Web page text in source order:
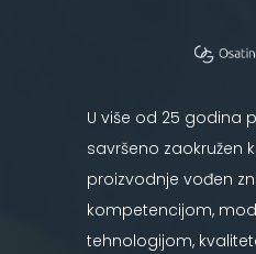
U više od 25 godina
savršeno zaokružen
proizvodnje vođen
kompetencijom,
tehnologijom,